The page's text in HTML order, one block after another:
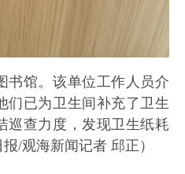
书馆。该单位工作人员介
们已为卫生间补充了卫生
巡查力度，发现卫生纸耗
/观海新闻记者 邱正）